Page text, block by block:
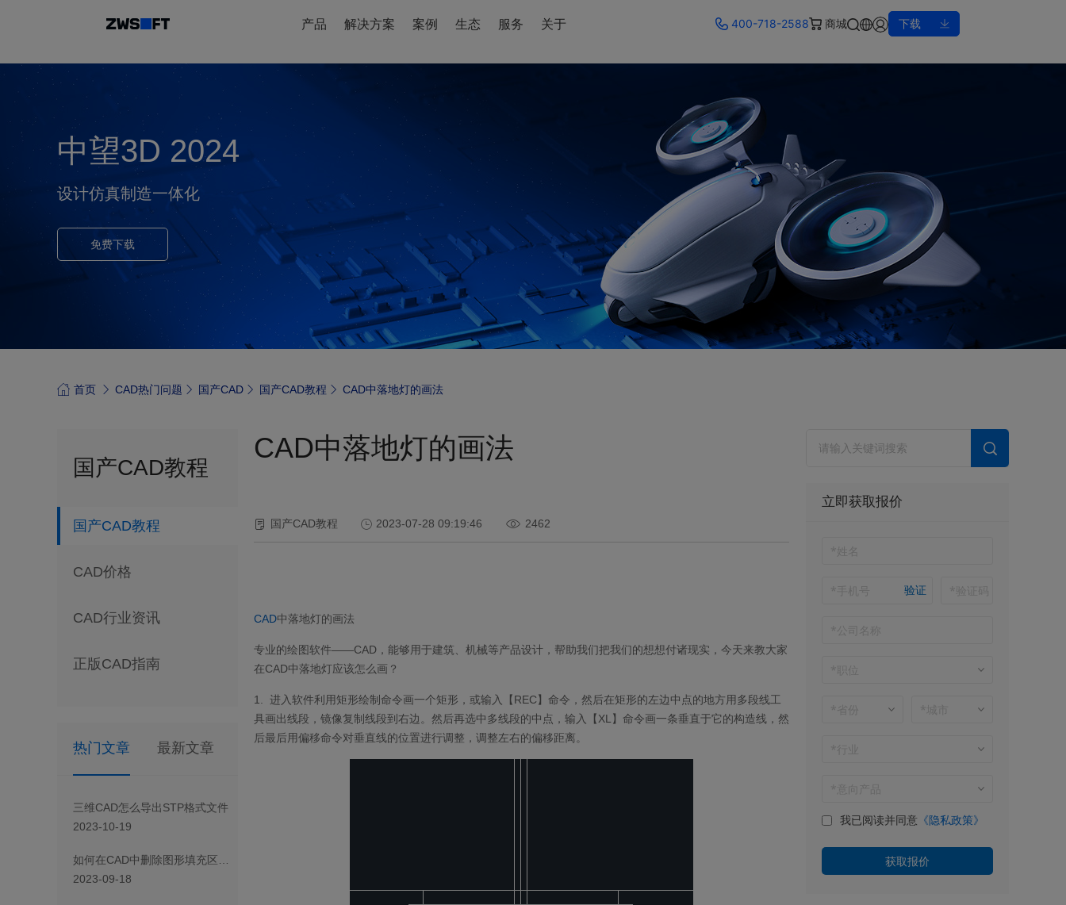
产品 解决方案 案例 生态 服务 关于 400-718-2588 商城 下载
中望3D 2024
设计仿真制造一体化
免费下载
首页 CAD热门问题 国产CAD 国产CAD教程 CAD中落地灯的画法
国产CAD教程
国产CAD教程
CAD价格
CAD行业资讯
正版CAD指南
热门文章 最新文章
三维CAD怎么导出STP格式文件
2023-10-19
如何在CAD中删除图形填充区域的一部分
2023-09-18
CAD中落地灯的画法
国产CAD教程 2023-07-28 09:19:46 2462
CAD中落地灯的画法
专业的绘图软件——CAD ，能够用于建筑、机械等产品设计，帮助我们把我们的想想付诸现实，今天来教大家
在CAD中落地灯应该怎么画？
1. 进入软件利用矩形绘制命令画一个矩形，或输入【REC】命令，然后在矩形的左边中点的地方用多段线工
具画出线段，镜像复制线段到右边。然后再选中多线段的中点，输入【XL 】命令画一条垂直于它的构造线，然
后最后用偏移命令对垂直线的位置进行调整，调整左右的偏移距离。
立即获取报价
验证
我已阅读并同意 《隐私政策》